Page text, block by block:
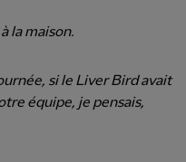
la maison.
si le Liver Bird avait
équipe, je pensais,